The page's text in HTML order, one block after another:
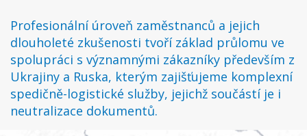
Profesionální úroveň zaměstnanců a jejich
dlouholeté zkušenosti tvoří základ průlomu ve
spolupráci s významnými zákazníky především z
Ukrajiny a Ruska, kterým zajišťujeme komplexní
spedičně-logistické služby, jejichž součástí je i
neutralizace dokumentů.